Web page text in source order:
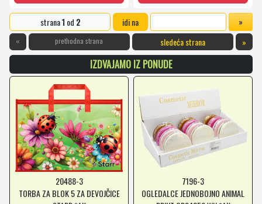
strana1 od 2 idi na
« prethodna strana sledeća strana »
IZDVAJAMO IZ PONUDE
20488-3
TORBA ZA BLOK 5 ZA DEVOJČICE
7196-3
OGLEDALCE JEDNOBOJNO ANIMAL